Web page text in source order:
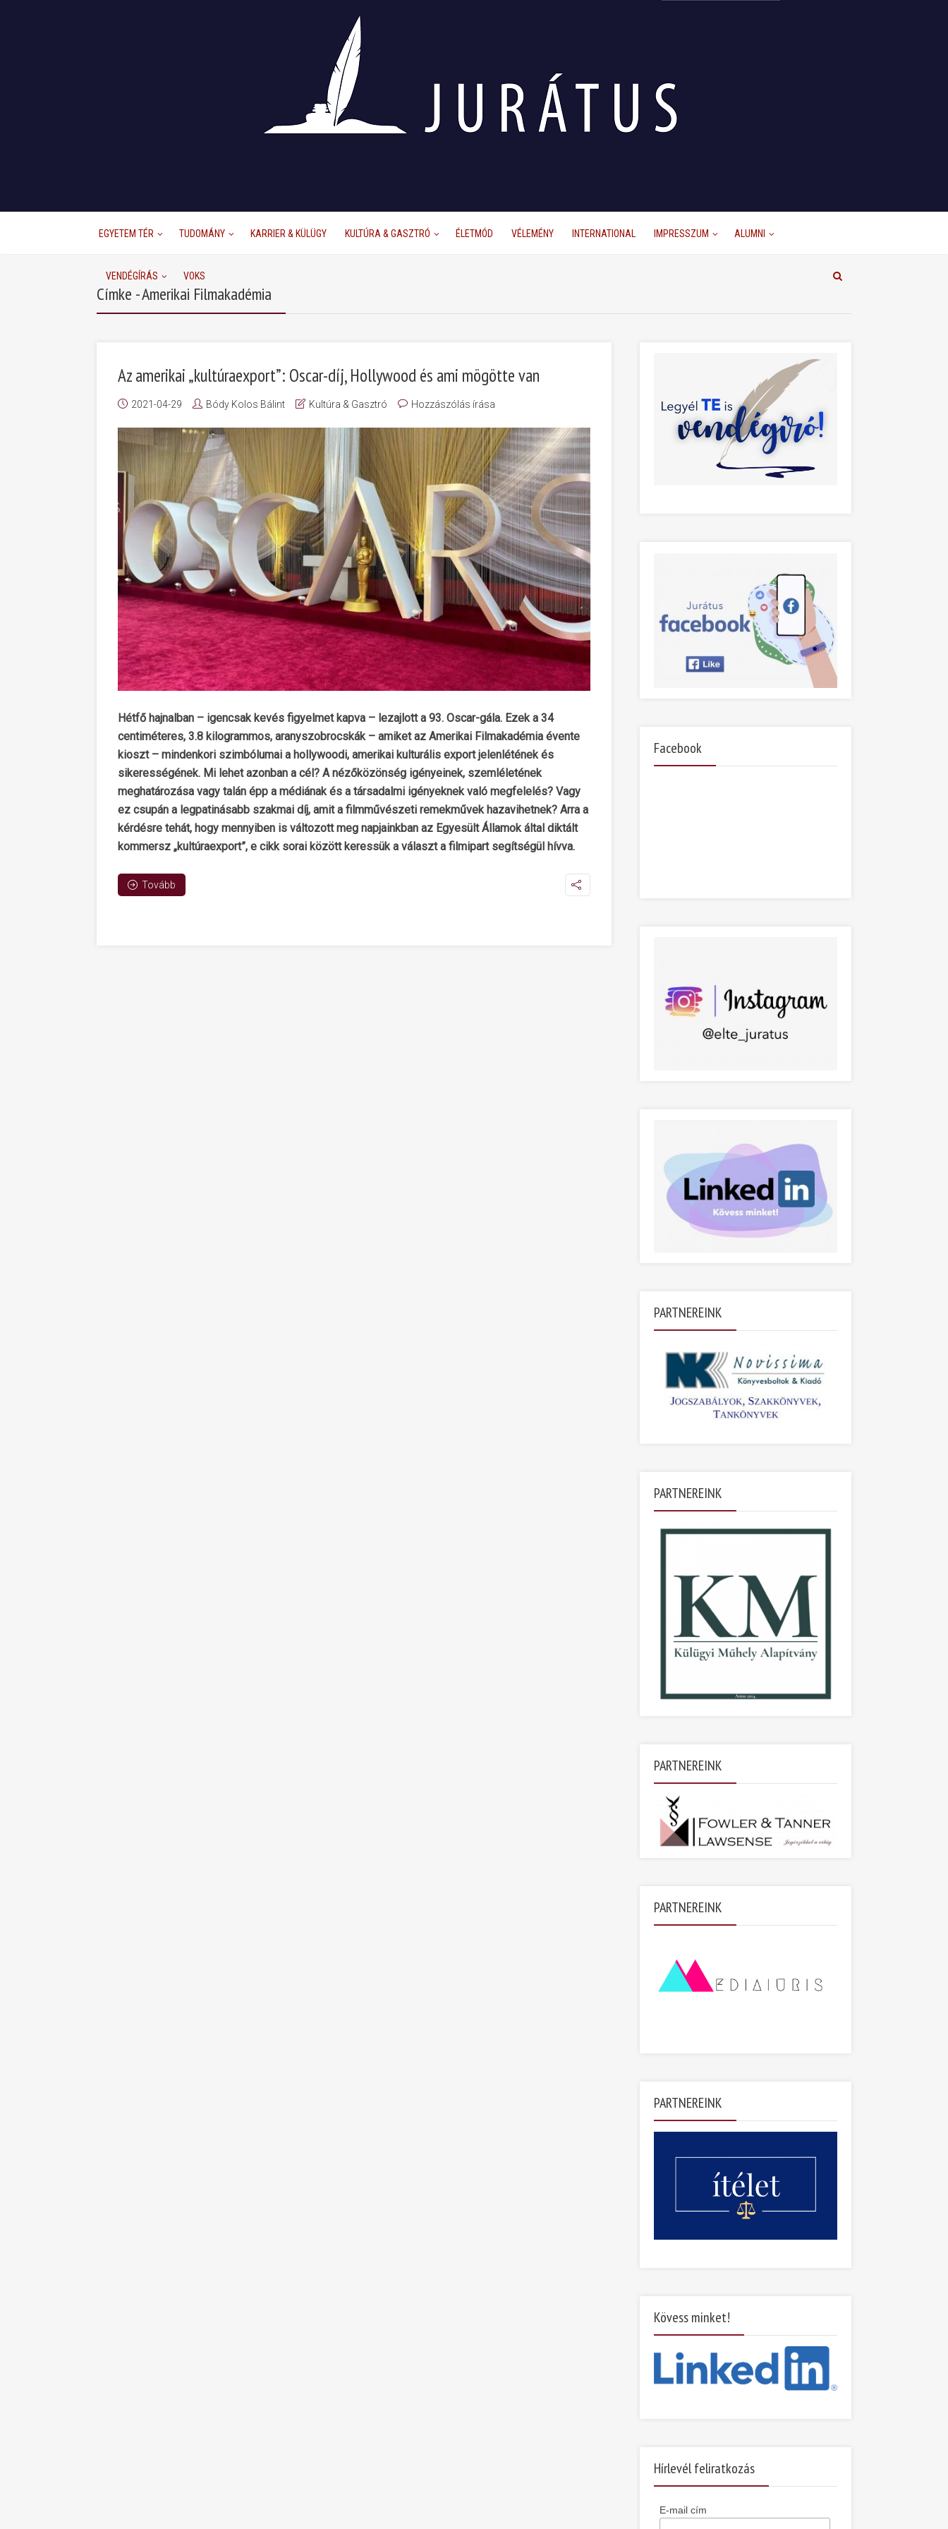
EGYETEM TÉR TUDOMÁNY KARRIER & KÜLÜGY KULTÚRA & GASZTRÓ ÉLETMÓD VÉLEMÉNY INTERNATIONAL IMPRESSZUM ALUMNI
VENDÉGÍRÁS VOKS
Címke - Amerikai Filmakadémia
Az amerikai „kultúraexport”: Oscar-díj, Hollywood és ami mögötte van
2021-04-29 Bódy Kolos Bálint Kultúra & Gasztró Hozzászólás írása
Hétfő hajnalban – igencsak kevés figyelmet kapva – lezajlott a 93. Oscar-gála. Ezek a 34
centiméteres, 3.8 kilogrammos, aranyszobrocskák – amiket az Amerikai Filmakadémia évente
kioszt – mindenkori szimbólumai a hollywoodi, amerikai kulturális export jelenlétének és
sikerességének. Mi lehet azonban a cél? A nézőközönség igényeinek, szemléletének
meghatározása vagy talán épp a médiának és a társadalmi igényeknek való megfelelés? Vagy
ez csupán a legpatinásabb szakmai díj, amit a filmművészeti remekművek hazavihetnek? Arra a
kérdésre tehát, hogy mennyiben is változott meg napjainkban az Egyesült Államok által diktált
kommersz „kultúraexport”, e cikk sorai között keressük a választ a filmipart segítségül hívva.
Tovább
Facebook
PARTNEREINK
PARTNEREINK
PARTNEREINK
PARTNEREINK
PARTNEREINK
Kövess minket!
Hírlevél feliratkozás
E-mail cím